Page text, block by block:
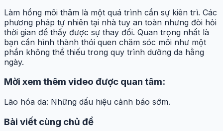
Làm hồng môi thâm là một quá trình cần sự kiên trì. Các
phương pháp tự nhiên tại nhà tuy an toàn nhưng đòi hỏi
thời gian để thấy được sự thay đổi. Quan trọng nhất là
bạn cần hình thành thói quen chăm sóc môi như một
phần không thể thiếu trong quy trình dưỡng da hằng
ngày.
Mời xem thêm video được quan tâm:
Lão hóa da: Những dấu hiệu cảnh báo sớm.
Bài viết cùng chủ đề